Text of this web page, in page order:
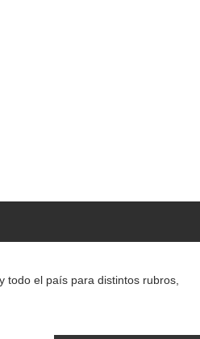
todo el país para distintos rubros,